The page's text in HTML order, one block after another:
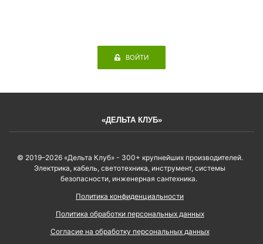
ВОЙТИ
«ДЕЛЬТА КЛУБ»
© 2019–2026 «Дельта Клуб» - 300+ крупнейших производителей.
Электрика, кабель, светотехника, инструмент, системы
безопасности, инженерная сантехника.
Политика конфиденциальности
Политика обработки персональных данных
Согласие на обработку персональных данных